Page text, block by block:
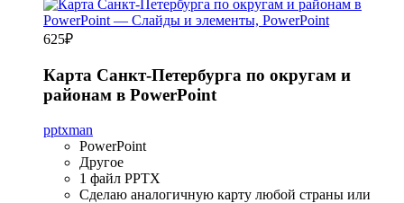
625₽
Карта Санкт-Петербурга по округам и
районам в PowerPoint
pptxman
PowerPoint
Другое
1 файл PPTX
Сделаю аналогичную карту любой страны или